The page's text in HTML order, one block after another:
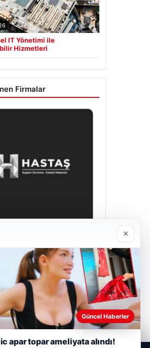
IT Yönetimi ile
Hizmetleri
Firmalar
Avukatlık Bürosu
×
Güncel Haberler
apar topar ameliyata alındı!